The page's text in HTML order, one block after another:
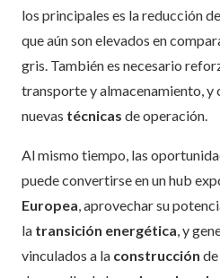
los principales es la reducción
que aún son elevados en
gris. También es necesario
transporte y almacenamiento, y
nuevas técnicas de operación.
Al mismo tiempo, las
puede convertirse en un hub
Europea, aprovechar su
la transición energética, y
vinculados a la construcción